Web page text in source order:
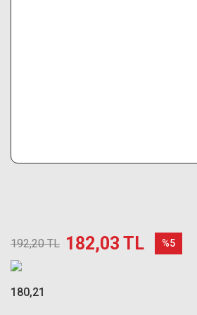
192,20 TL 182,03 TL %5
180,21